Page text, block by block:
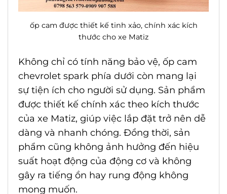
ốp cam được thiết kế tinh xảo, chính xác kích
thước cho xe Matiz
Không chỉ có tính năng bảo vệ, ốp cam
chevrolet spark phía dưới còn mang lại
sự tiện ích cho người sử dụng. Sản phẩm
được thiết kế chính xác theo kích thước
của xe Matiz, giúp việc lắp đặt trở nên dễ
dàng và nhanh chóng. Đồng thời, sản
phẩm cũng không ảnh hưởng đến hiệu
suất hoạt động của động cơ và không
gây ra tiếng ồn hay rung động không
mong muốn.